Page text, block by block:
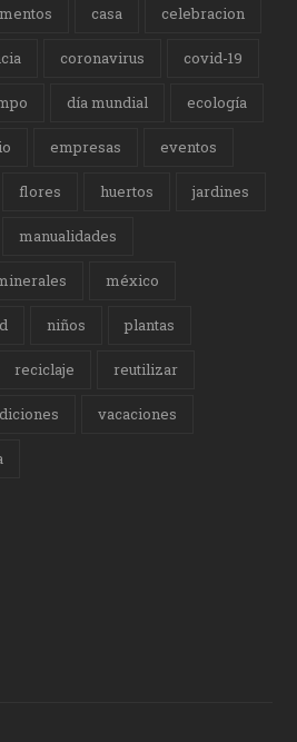
casa celebracion
coronavirus covid-19
día mundial ecología
empresas eventos
flores huertos jardines
manualidades
méxico
niños plantas
reciclaje reutilizar
vacaciones